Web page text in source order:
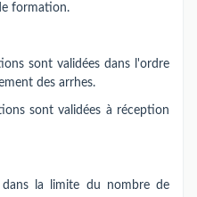
formation.
sont validées dans l'ordre
des arrhes.
sont validées à réception
dans la limite du nombre de